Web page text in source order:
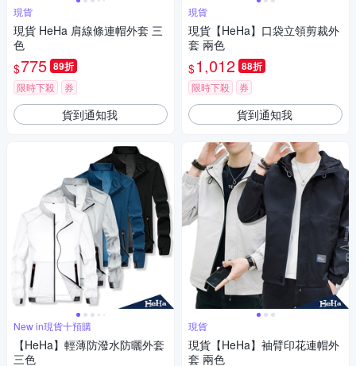
現貨
現貨 HeHa 肩線條連帽外套 三
色
$775 89折
限時下殺 券
貨到通知我
New in現貨十預購
【HeHa】輕薄防潑水防曬外套
三色
現貨
現貨【HeHa】口袋立領剪裁外
套 兩色
$1,012 88折
限時下殺 券
貨到通知我
現貨
現貨【HeHa】袖臂印花連帽外
套 兩色